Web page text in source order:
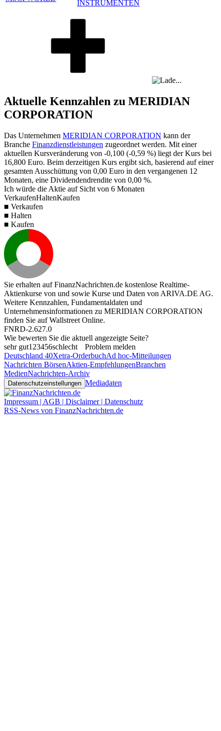
INSTRUMENTEN
Aktuelle Kennzahlen zu MERIDIAN
CORPORATION
Das Unternehmen MERIDIAN CORPORATION kann der
Branche Finanzdienstleistungen zugeordnet werden. Mit einer
aktuellen Kursveränderung von -0,100 (-0,59 %) liegt der Kurs bei
16,800 Euro. Beim derzeitigen Kurs ergibt sich, basierend auf einer
gesamten Ausschüttung von 0,00 Euro in den vergangenen 12
Monaten, eine Dividendendrendite von 0,00 %.
Ich würde die Aktie auf Sicht von 6 Monaten
VerkaufenHaltenKaufen
■ Verkaufen
■ Halten
■ Kaufen
Sie erhalten auf FinanzNachrichten.de kostenlose Realtime-
Aktienkurse von und sowie Kurse und Daten von ARIVA.DE AG.
Weitere Kennzahlen, Fundamentaldaten und
Unternehmensinformationen zu MERIDIAN CORPORATION
finden Sie aufWallstreet Online.
FNRD-2.627.0
Wie bewerten Sie die aktuell angezeigte Seite?
sehr gut1 23456schlecht
Problem melden
Deutschland 40Xetra-OrderbuchAd hoc-Mitteilungen
Nachrichten BörsenAktien-EmpfehlungenBranchen
MedienNachrichten-Archiv
Datenschutzeinstellungen Mediadaten
Impressum | AGB | Disclaimer | Datenschutz
RSS-News von FinanzNachrichten.de